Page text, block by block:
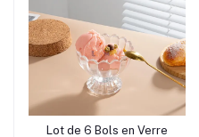
Ajouter au panier
Lot de 6 Bols en Verre